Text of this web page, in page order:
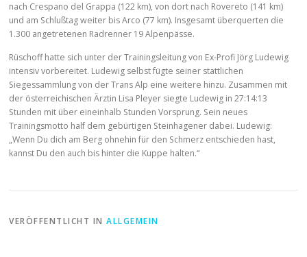
nach Crespano del Grappa (122 km), von dort nach Rovereto (141 km)
und am Schlußtag weiter bis Arco (77 km). Insgesamt überquerten die
1.300 angetretenen Radrenner 19 Alpenpässe.
Rüschoff hatte sich unter der Trainingsleitung von Ex-Profi Jörg Ludewig
intensiv vorbereitet. Ludewig selbst fügte seiner stattlichen
Siegessammlung von der Trans Alp eine weitere hinzu. Zusammen mit
der österreichischen Ärztin Lisa Pleyer siegte Ludewig in 27:14:13
Stunden mit über eineinhalb Stunden Vorsprung. Sein neues
Trainingsmotto half dem gebürtigen Steinhagener dabei. Ludewig:
„Wenn Du dich am Berg ohnehin für den Schmerz entschieden hast,
kannst Du den auch bis hinter die Kuppe halten.“
VERÖFFENTLICHT INALLGEMEIN